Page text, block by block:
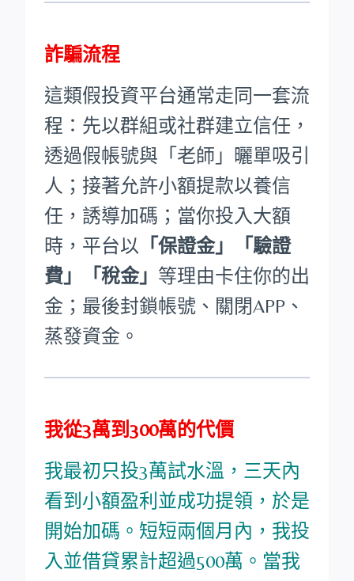
詐騙流程
這類假投資平台通常走同一套流
程：先以群組或社群建立信任，
透過假帳號與「老師」曬單吸引
人；接著允許小額提款以養信
任，誘導加碼；當你投入大額
時，平台以 「保證金」「驗證
費」「稅金」 等理由卡住你的出
金；最後封鎖帳號、關閉APP、
蒸發資金。
我從3萬到300萬的代價
我最初只投3萬試水溫，三天內
看到小額盈利並成功提領，於是
開始加碼。短短兩個月內，我投
入並借貸累計超過500萬。當我